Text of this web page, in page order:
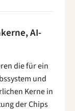
AI-
die für ein
und
Kerne in
der Chips